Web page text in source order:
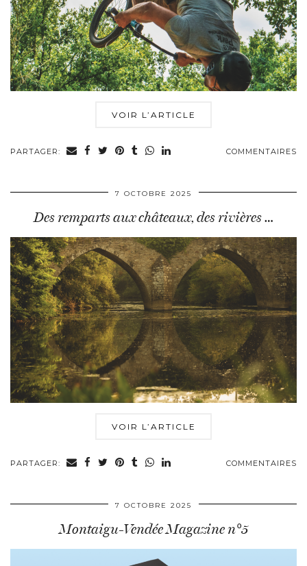
VOIR L’ARTICLE
PARTAGER: COMMENTAIRES
7 OCTOBRE 2025
Des remparts aux châteaux, des rivières …
VOIR L’ARTICLE
PARTAGER: COMMENTAIRES
7 OCTOBRE 2025
Montaigu-Vendée Magazine n°5